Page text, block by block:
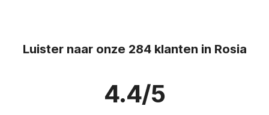
Luister naar onze 284 klanten in Rosia
4.4/5